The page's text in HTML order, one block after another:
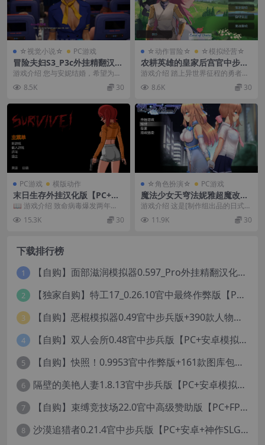
☆视觉小说☆ PC游戏
冒险夫妇S3_P3c外挂精翻汉化
版【PC+安卓模拟器+欧美SL
G/NTR】/The Adventurous
Couple season 3【10G】
游戏介绍 您与安妮结婚，希望为您
的性生活增添情趣。 你喜欢炫耀你
的妻子，并幻想着...
8.5K 30
☆动作冒险☆ ☆模拟经营☆
农耕英雄的皇家后宫官中步兵
版【PC+生存建设SLG/AC
T】/Farming Hero’s Royal
Harem【780M】
游戏介绍 踏上异世界征程的勇者将
招募同伴、捕获奴○、探索地图、
致力于建设与生存。...
8.6K 30
PC游戏 横版动作
末日生存外挂汉化版【PC+动
作ACT/像素+作弊码】/Surviv
📖 游戏介绍 致命病毒爆发两年
后，人类濒临灭绝。 幸存者艰难维
系日常生活，而名为...
15.3K 30
☆角色扮演☆ PC游戏
魔法少女天穹法妮雅超魔改V5
6.5催眠MOD版【PC+爆款RP
G/触手】/魔法少女苍蓝星/
【4.12G】
游戏介绍 这是[制作组出品的日式大
型RPG游戏 该制作组曾经做过极品
RPG“永生...
11.9K 30
下载排行榜
1 【自购】面部滋润模拟器0.597_Pro外挂精翻汉化版+114款人物MOD【PC+安卓模拟器+3D互动SLG/神级建模/独家定制资源/扶她】/True Facials Pro【12G】
2 【独家自购】特工17_0.26.10官中最终作弊版【PC+安卓+亚洲神作SLG/步兵/NTR+赞助码+旧版存档+画廊】/Agent 17【6.25G】
3 【自购】恶棍模拟器0.49官中步兵版+390款人物卡【PC+安卓模拟器+3D互动调教/捏人变装+作弊器汉化】/坏蛋模拟器/The Villain Simulator【19.5G】
4 【自购】双人会所0.48官中步兵版【PC+安卓模拟器+大型3D互动/精品沙盒/变装捏脸】 /一起回家吧/Home Together【12.6G】
5 【自购】快照！0.9953官中作弊版+161款图库包【PC+安卓模拟器+3D互动/开放世界/沙盒/偷拍/盗摄/步兵/11000+照片】/Snapshot!【13.6G】
6 隔壁的美艳人妻1.8.13官中步兵版【PC+安卓模拟器+亚洲SLG/国风精品+存档】/The Wife Next Door【13G】
7 【自购】束缚竞技场22.0官中高级赞助版【PC+FPS枪战射击/ACT动作/捏人/团队】/Bondage Arena Premium【43.7G】
8 沙漠追猎者0.21.4官中步兵版【PC+安卓+神作SLG/沙盒+画廊全开】/沙漠潜行者/沉沙猎手/Desert Stalker【9.56G】